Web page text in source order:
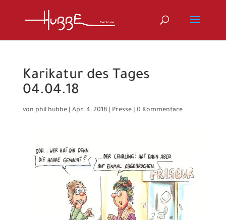
Karikatur des Tages
04.04.18
von phil hubbe| Apr. 4, 2018| Presse| 0 Kommentare